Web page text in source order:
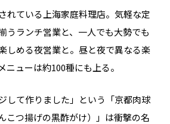
れている上海家庭料理店。気軽な定
うランチ営業と、一人でも大勢でも
しめる夜営業と。昼と夜で異なる楽
ニューは約100種にも上る。
して作りました」という「京都肉球
こつ揚げの黒酢がけ）」は衝撃の名